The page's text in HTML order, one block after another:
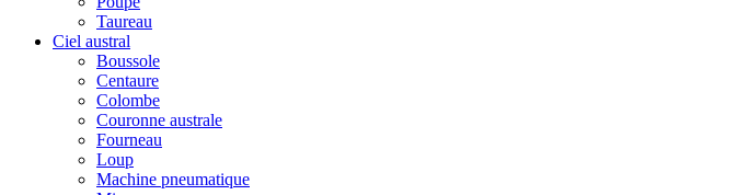
Taureau
Ciel austral
Boussole
Centaure
Colombe
Couronne australe
Fourneau
Loup
Machine pneumatique